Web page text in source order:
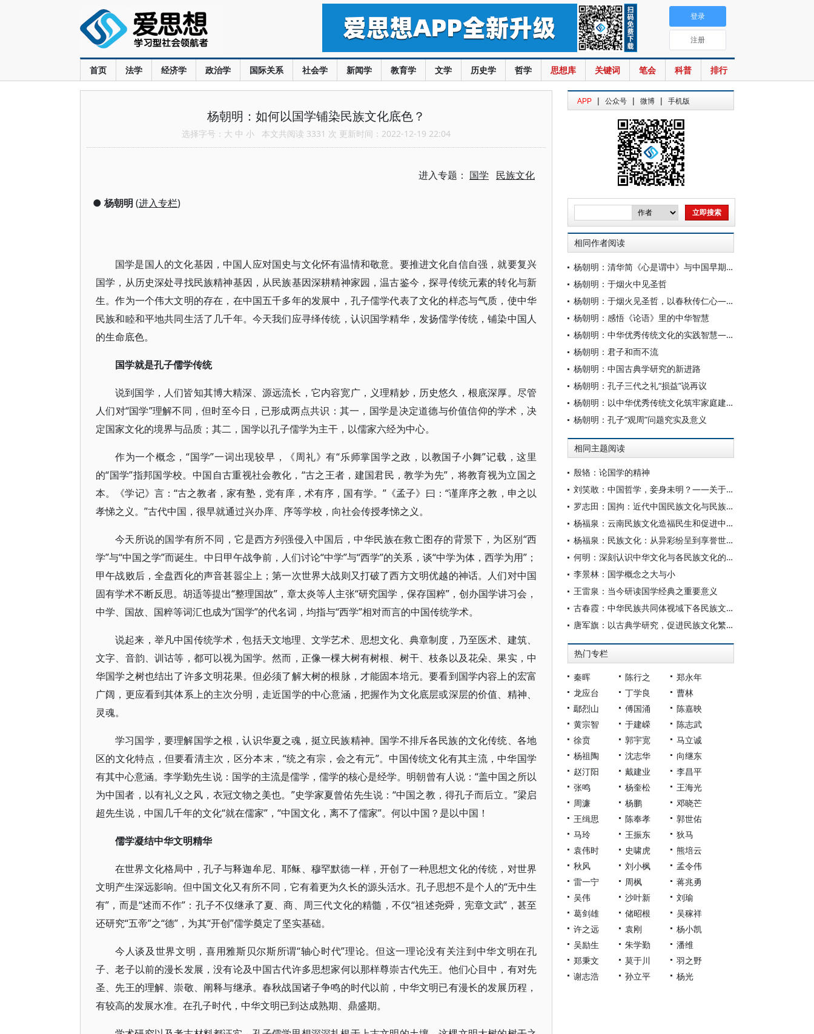
首页 法学 经济学 政治学 国际关系 社会学 新闻学 教育学 文学 历史学 哲学 思想库 关键词 笔会 科普 排行
登录
注册
杨朝明：如何以国学铺染民族文化底色？
选择字号： 大 中 小 本文共阅读 3331 次 更新时间：2022-12-19 22:04
进入专题： 国学 民族文化
● 杨朝明 (进入专栏)
国学是国人的文化基因，中国人应对国史与文化怀有温情和敬意。要推进文化自信自强，就要复兴
国学，从历史深处寻找民族精神基因，从民族基因深耕精神家园，温古鉴今，探寻传统元素的转化与新
生。作为一个伟大文明的存在，在中国五千多年的发展中，孔子儒学代表了文化的样态与气质，使中华
民族和睦和平地共同生活了几千年。今天我们应寻绎传统，认识国学精华，发扬儒学传统，铺染中国人
的生命底色。
国学就是孔子儒学传统
说到国学，人们皆知其博大精深、源远流长，它内容宽广，义理精妙，历史悠久，根底深厚。尽管
人们对“国学”理解不同，但时至今日，已形成两点共识：其一，国学是决定道德与价值信仰的学术，决
定国家文化的境界与品质；其二，国学以孔子儒学为主干，以儒家六经为中心。
作为一个概念，“国学”一词出现较早，《周礼》有“乐师掌国学之政，以教国子小舞”记载，这里
的“国学”指邦国学校。中国自古重视社会教化，“古之王者，建国君民，教学为先”，将教育视为立国之
本。《学记》言：“古之教者，家有塾，党有庠，术有序，国有学。”《孟子》曰：“谨庠序之教，申之以
孝悌之义。”古代中国，很早就通过兴办庠、序等学校，向社会传授孝悌之义。
今天所说的国学有所不同，它是西方列强侵入中国后，中华民族在救亡图存的背景下，为区别“西
学”与“中国之学”而诞生。中日甲午战争前，人们讨论“中学”与“西学”的关系，谈“中学为体，西学为用”；
甲午战败后，全盘西化的声音甚嚣尘上；第一次世界大战则又打破了西方文明优越的神话。人们对中国
固有学术不断反思。胡适等提出“整理国故”，章太炎等人主张“研究国学，保存国粹”，创办国学讲习会，
中学、国故、国粹等词汇也成为“国学”的代名词，均指与“西学”相对而言的中国传统学术。
说起来，举凡中国传统学术，包括天文地理、文学艺术、思想文化、典章制度，乃至医术、建筑、
文字、音韵、训诂等，都可以视为国学。然而，正像一棵大树有树根、树干、枝条以及花朵、果实，中
华国学之树也结出了许多文明花果。但必须了解大树的根脉，才能固本培元。要看到国学内容上的宏富
广阔，更应看到其体系上的主次分明，走近国学的中心意涵，把握作为文化底层或深层的价值、精神、
灵魂。
学习国学，要理解国学之根，认识华夏之魂，挺立民族精神。国学不排斥各民族的文化传统、各地
区的文化特点，但要看清主次，区分本末，“统之有宗，会之有元”。中国传统文化有其主流，中华国学
有其中心意涵。李学勤先生说：国学的主流是儒学，儒学的核心是经学。明朝曾有人说：“盖中国之所以
为中国者，以有礼义之风，衣冠文物之美也。”史学家夏曾佑先生说：“中国之教，得孔子而后立。”梁启
超先生说，中国几千年的文化“就在儒家”，“中国文化，离不了儒家”。何以中国？是以中国！
儒学凝结中华文明精华
在世界文化格局中，孔子与释迦牟尼、耶稣、穆罕默德一样，开创了一种思想文化的传统，对世界
文明产生深远影响。但中国文化又有所不同，它有着更为久长的源头活水。孔子思想不是个人的“无中生
有”，而是“述而不作”：孔子不仅继承了夏、商、周三代文化的精髓，不仅“祖述尧舜，宪章文武”，甚至
还研究“五帝”之“德”，为其“开创”儒学奠定了坚实基础。
今人谈及世界文明，喜用雅斯贝尔斯所谓“轴心时代”理论。但这一理论没有关注到中华文明在孔
子、老子以前的漫长发展，没有论及中国古代许多思想家何以那样尊崇古代先王。他们心目中，有对先
圣、先王的理解、崇敬、阐释与继承。春秋战国诸子争鸣的时代以前，中华文明已有漫长的发展历程，
有较高的发展水准。在孔子时代，中华文明已到达成熟期、鼎盛期。
APP | 公众号 | 微博 | 手机版
相同作者阅读
杨朝明：清华简《心是谓中》与中国早期心论——脉络重审、学术反思及古典学范式转型
杨朝明：于烟火中见圣哲
杨朝明：于烟火见圣哲，以春秋传仁心——读李学斌著《仁者春秋孔子传》
杨朝明：感悟《论语》里的中华智慧
杨朝明：中华优秀传统文化的实践智慧——儒家实践智慧的当代诠释
杨朝明：君子和而不流
杨朝明：中国古典学研究的新进路
杨朝明：孔子三代之礼“损益”说再议
杨朝明：以中华优秀传统文化筑牢家庭建设根基
杨朝明：孔子“观周”问题究实及意义
相同主题阅读
殷辂：论国学的精神
刘笑敢：中国哲学，妾身未明？——关于“反向格义”之讨论的回应
罗志田：国拘：近代中国民族文化与民族国家的紧张
杨福泉：云南民族文化造福民生和促进中华民族文化繁荣的示范意义
杨福泉：民族文化：从异彩纷呈到享誉世界
何明：深刻认识中华文化与各民族文化的辩证关系 树立和突出各民族共享的中华文化符号
李景林：国学概念之大与小
王雷泉：当今研读国学经典之重要意义
古春霞：中华民族共同体视域下各民族文化的共情性
唐军旗：以古典学研究，促进民族文化繁荣发展
热门专栏
秦晖 陈行之
郑永年
龙应台
丁学良
曹林
鄢烈山
傅国涌
陈嘉映
黄宗智
于建嵘
陈志武
徐贲
郭宇宽
马立诚
杨祖陶
沈志华
向继东
赵汀阳
戴建业
李昌平
张鸣
杨奎松
王海光
周濂
杨鹏
邓晓芒
王缉思
陈奉孝
郭世佑
马玲
王振东
狄马
袁伟时
史啸虎
熊培云
秋风
刘小枫
孟令伟
雷一宁
周枫
蒋兆勇
吴伟
沙叶新
刘瑜
葛剑雄
储昭根
吴稼祥
许之远
袁刚
杨小凯
吴励生
朱学勤
潘维
郑秉文
莫于川
羽之野
谢志浩
孙立平 杨光